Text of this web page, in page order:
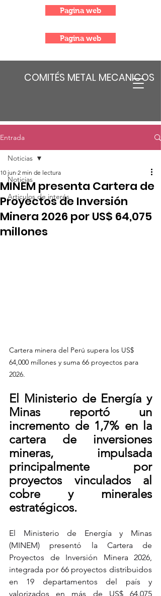
COMITÉS METAL MECANICOS
Pagina web
Pagina web
Entrada
Noticias
Articulos de interés
Noticias
MINEM presenta Cartera de
Proyectos de Inversión
Minera 2026 por US$ 64,075
millones
10 jun 2 min de lectura
Cartera minera del Perú supera los US$
64,000 millones y suma 66 proyectos para
2026.
El Ministerio de Energía y
Minas reportó un
incremento de 1,7% en la
cartera de inversiones
mineras, impulsada
principalmente por
proyectos vinculados al
cobre y minerales
estratégicos.
El Ministerio de Energía y Minas
(MINEM) presentó la Cartera de
Proyectos de Inversión Minera 2026,
integrada por 66 proyectos distribuidos
en 19 departamentos del país y
valorizados en más de US$ 64.075